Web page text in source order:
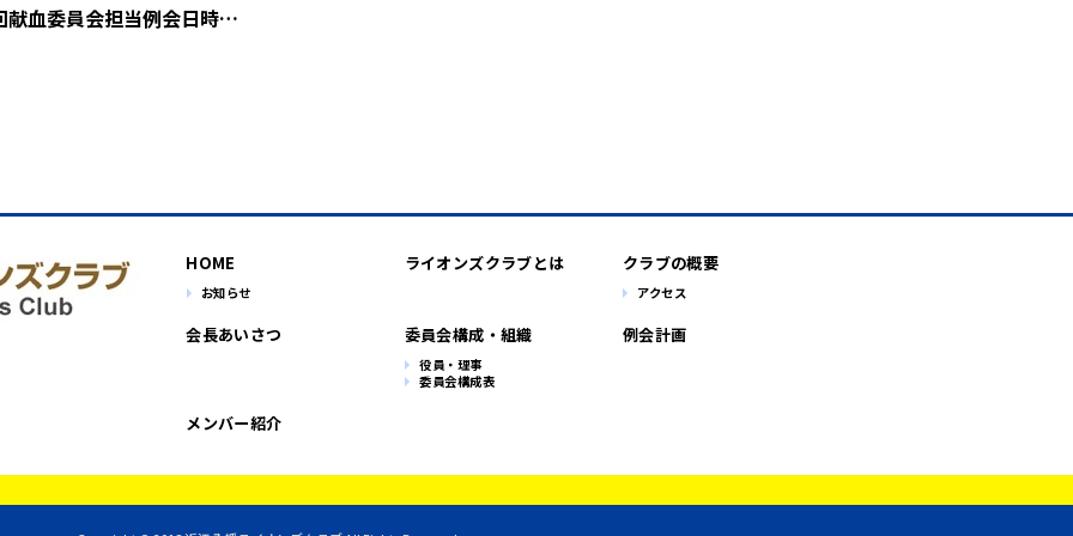
献血委員会担当例会日時…
HOME
お知らせ
ライオンズクラブとは クラブの概要
アクセス
会長あいさつ 委員会構成・組織
役員・理事
委員会構成表
例会計画
メンバー紹介